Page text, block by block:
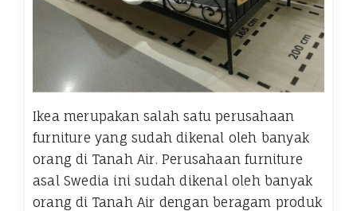
Ikea merupakan salah satu perusahaan
furniture yang sudah dikenal oleh banyak
orang di Tanah Air. Perusahaan furniture
asal Swedia ini sudah dikenal oleh banyak
orang di Tanah Air dengan beragam produk